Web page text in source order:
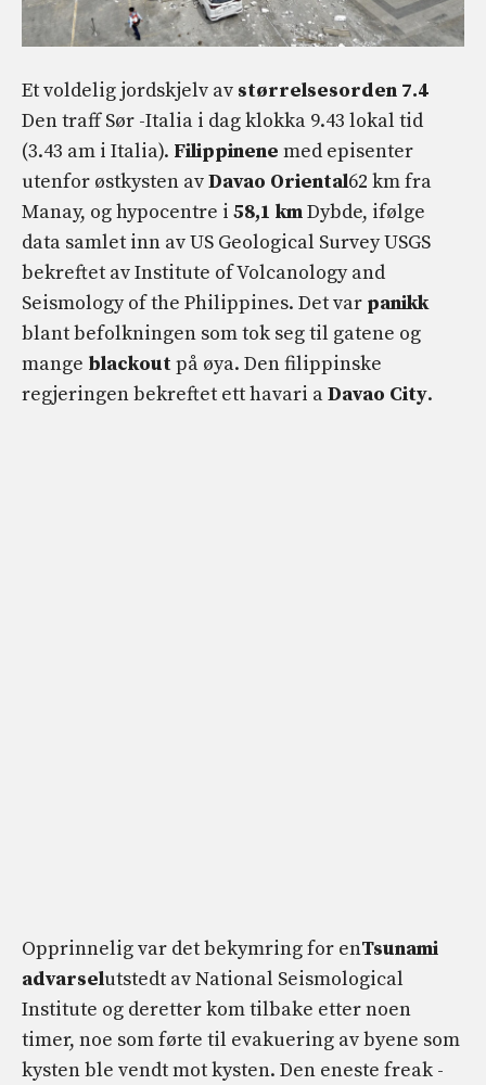
Et voldelig jordskjelv av størrelsesorden 7.4
Den traff Sør -Italia i dag klokka 9.43 lokal tid
(3.43 am i Italia). Filippinene med episenter
utenfor østkysten avDavao Oriental62 km fra
Manay, og hypocentre i 58,1 kmDybde, ifølge
data samlet inn av US Geological Survey USGS
bekreftet av Institute of Volcanology and
Seismology of the Philippines. Det var panikk
blant befolkningen som tok seg til gatene og
mange blackoutpå øya. Den filippinske
regjeringen bekreftet ett havari aDavao City.
Opprinnelig var det bekymring for enTsunami
advarselutstedt av National Seismological
Institute og deretter kom tilbake etter noen
timer, noe som førte til evakuering av byene som
kysten ble vendt mot kysten. Den eneste freak -